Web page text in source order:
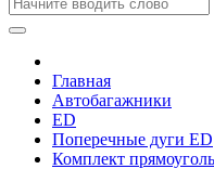
Главная
Автобагажники
ED
Поперечные дуги ED
Комплект